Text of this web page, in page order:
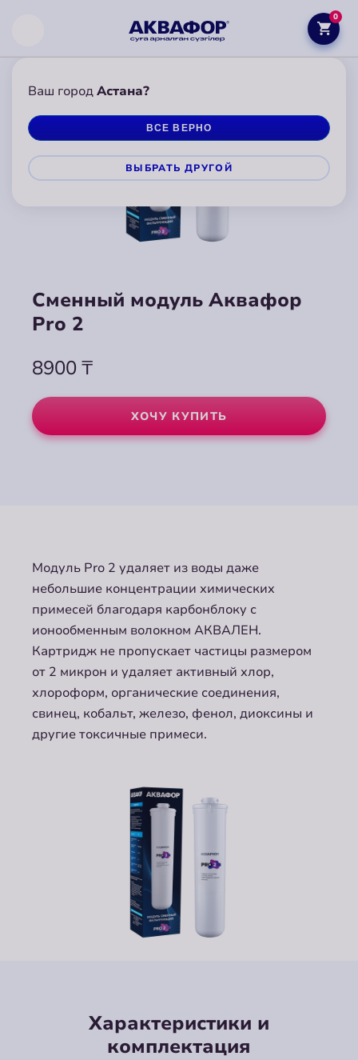
Ваш городАстана?
ВСЕ ВЕРНО
ВЫБРАТЬ ДРУГОЙ
0
Сменный модуль Аквафор
Pro 2
8900₸
ХОЧУ КУПИТЬ
Модуль Pro 2 удаляет из воды даже
небольшие концентрации химических
примесей благодаря карбонблоку с
ионообменным волокном АКВАЛЕН.
Картридж не пропускает частицы размером
от 2 микрон и удаляет активный хлор,
хлороформ, органические соединения,
свинец, кобальт, железо, фенол, диоксины и
другие токсичные примеси.
Характеристики и
комплектация